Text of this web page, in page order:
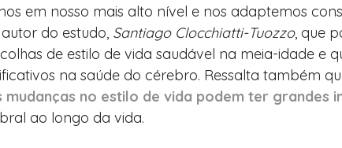
em nosso mais alto nível e nos adaptemos
do estudo, Santiago Clocchiatti-Tuozzo, que
de estilo de vida saudável na meia-idade e
na saúde do cérebro. Ressalta também
mudanças no estilo de vida podem ter grandes
ao longo da vida.